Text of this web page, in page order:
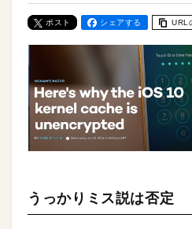
ポスト シェアする URL
うっかりミス説は否定